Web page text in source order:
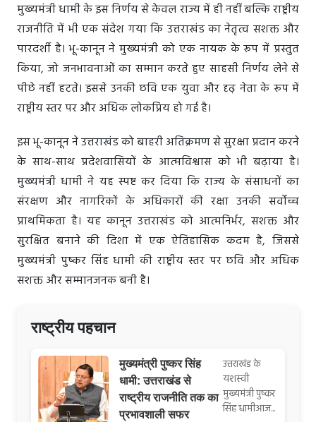
मुख्यमंत्री धामी के इस निर्णय से केवल राज्य में ही नहीं बल्कि राष्ट्रीय
राजनीति में भी एक संदेश गया कि उत्तराखंड का नेतृत्व सशक्त और
पारदर्शी है। भू-कानून ने मुख्यमंत्री को एक नायक के रूप में प्रस्तुत
किया, जो जनभावनाओं का सम्मान करते हुए साहसी निर्णय लेने से
पीछे नहीं हटते। इससे उनकी छवि एक युवा और दृढ़ नेता के रूप में
राष्ट्रीय स्तर पर और अधिक लोकप्रिय हो गई है।
इस भू-कानून ने उत्तराखंड को बाहरी अतिक्रमण से सुरक्षा प्रदान करने
के साथ-साथ प्रदेशवासियों के आत्मविश्वास को भी बढ़ाया है।
मुख्यमंत्री धामी ने यह स्पष्ट कर दिया कि राज्य के संसाधनों का
संरक्षण और नागरिकों के अधिकारों की रक्षा उनकी सर्वोच्च
प्राथमिकता है। यह कानून उत्तराखंड को आत्मनिर्भर, सशक्त और
सुरक्षित बनाने की दिशा में एक ऐतिहासिक कदम है, जिससे
मुख्यमंत्री पुष्कर सिंह धामी की राष्ट्रीय स्तर पर छवि और अधिक
सशक्त और सम्मानजनक बनी है।
राष्ट्रीय पहचान
मुख्यमंत्री पुष्कर सिंह
धामी: उत्तराखंड से
राष्ट्रीय राजनीति तक का
प्रभावशाली सफर
उत्तराखंड के
यशस्वी
मुख्यमंत्री पुष्कर
सिंह धामीआज...